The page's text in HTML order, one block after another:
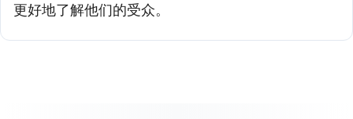
更好地了解他们的受众。